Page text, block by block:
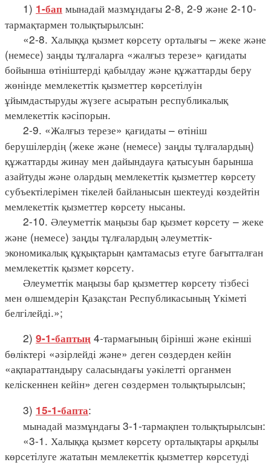
1) 1-бап мынадай мазмұндағы 2-8, 2-9 және 2-10-
тармақтармен толықтырылсын:
«2-8. Халыққа қызмет көрсету орталығы – жеке және
(немесе) заңды тұлғаларға «жалғыз терезе» қағидаты
бойынша өтініштерді қабылдау және құжаттарды беру
жөнінде мемлекеттік қызметтер көрсетілуін
ұйымдастыруды жүзеге асыратын республикалық
мемлекеттік кәсіпорын.
2-9. «Жалғыз терезе» қағидаты – өтініш
берушілердің (жеке және (немесе) заңды тұлғалардың)
құжаттарды жинау мен дайындауға қатысуын барынша
азайтуды және олардың мемлекеттік қызметтер көрсету
субъектілерімен тікелей байланысын шектеуді көздейтін
мемлекеттік қызметтер көрсету нысаны.
2-10. Әлеуметтік маңызы бар қызмет көрсету – жеке
және (немесе) заңды тұлғалардың әлеуметтік-
экономикалық құқықтарын қамтамасыз етуге бағытталған
мемлекеттік қызмет көрсету.
Әлеуметтік маңызы бар қызметтер көрсету тізбесі
мен өлшемдерін Қазақстан Республикасының Үкіметі
белгілейді.»;
2) 9-1-баптың 4-тармағының бірінші және екінші
бөліктері «әзірлейді және» деген сөздерден кейін
«ақпараттандыру саласындағы уәкілетті органмен
келіскеннен кейін» деген сөздермен толықтырылсын;
3) 15-1-бапта:
мынадай мазмұндағы 3-1-тармақпен толықтырылсын:
«3-1. Халыққа қызмет көрсету орталықтары арқылы
көрсетілуге жататын мемлекеттік қызметтер көрсетуді